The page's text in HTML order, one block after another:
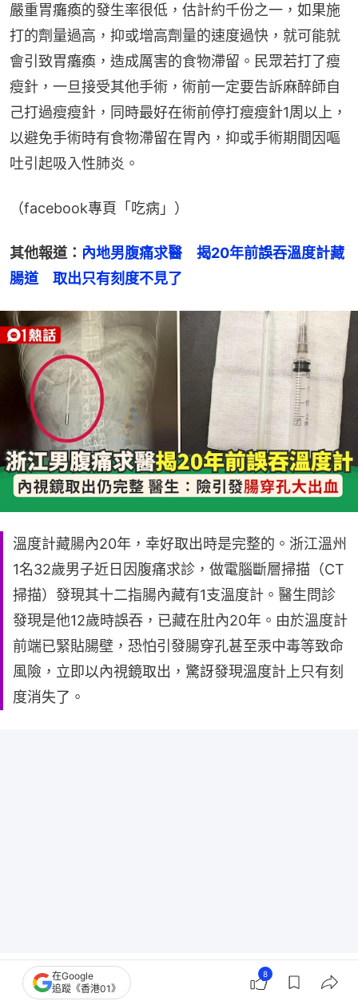
嚴重胃癱瘓的發生率很低，估計約千份之一，如果施
打的劑量過高，抑或增高劑量的速度過快，就可能就
會引致胃癱瘓，造成厲害的食物滯留。民眾若打了瘦
瘦針，一旦接受其他手術，術前一定要告訴麻醉師自
己打過瘦瘦針，同時最好在術前停打瘦瘦針1周以上，
以避免手術時有食物滯留在胃內，抑或手術期間因嘔
吐引起吸入性肺炎。
（facebook專頁「吃病」）
其他報道： 內地男腹痛求醫　揭20年前誤吞溫度計藏
腸道　取出只有刻度不見了
溫度計藏腸內20年，幸好取出時是完整的。浙江溫州
1名32歲男子近日因腹痛求診，做電腦斷層掃描（CT
掃描）發現其十二指腸內藏有1支溫度計。醫生問診
發現是他12歲時誤吞，已藏在肚內20年。由於溫度計
前端已緊貼腸壁，恐怕引發腸穿孔甚至汞中毒等致命
風險，立即以內視鏡取出，驚訝發現溫度計上只有刻
度消失了。
在Google
追蹤《香港01》
8